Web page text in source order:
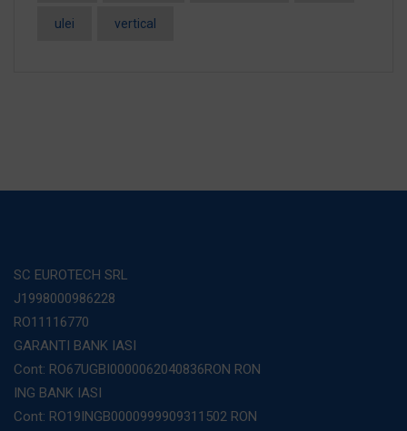
ulei vertical
SC EUROTECH SRL
J1998000986228
RO11116770
GARANTI BANK IASI
Cont: RO67UGBI0000062040836RON RON
ING BANK IASI
Cont: RO19INGB0000999909311502 RON